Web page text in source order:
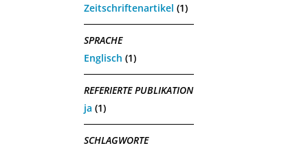
Zeitschriftenartikel (1)
SPRACHE
Englisch (1)
REFERIERTE PUBLIKATION
ja (1)
SCHLAGWORTE